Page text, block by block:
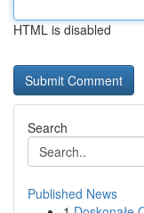
HTML is disabled
Search
Published News